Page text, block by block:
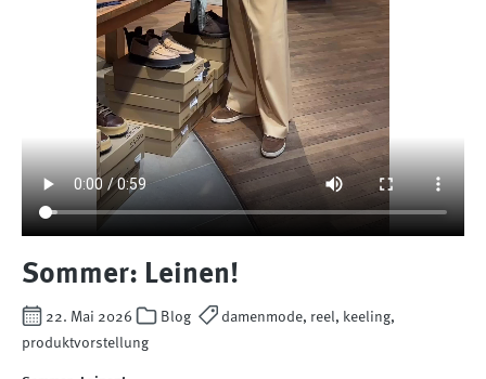
Sommer: Leinen!
22. Mai 2026 Blog
damenmode, reel, keeling,
produktvorstellung